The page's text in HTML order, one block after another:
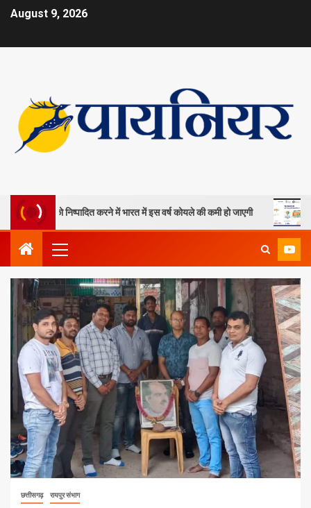
August 9, 2026
को निष्पादित करने में भारत में इस वर्ष कोयले की कमी हो जाएगी ओपी
छत्तीसगढ़ रायपुर संभाग